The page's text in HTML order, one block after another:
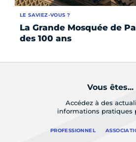
La Grande Mosquée de
des 100 ans
LE SAVIEZ-VOUS ?
Vous êtes...
Accédez à des
informations pratiques
PROFESSIONNEL